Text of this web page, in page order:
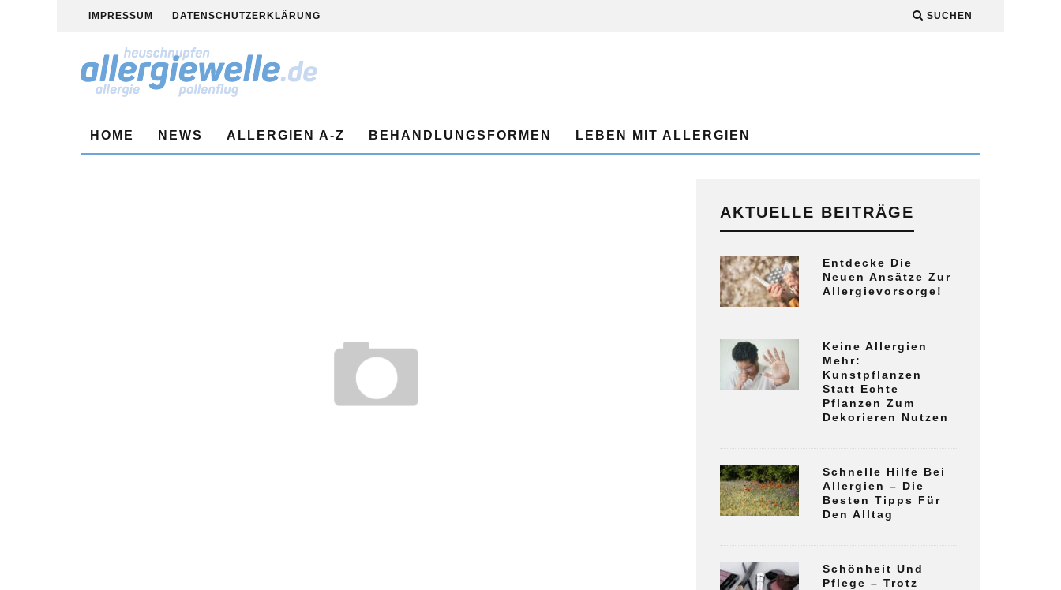
IMPRESSUM DATENSCHUTZERKLÄRUNG SUCHEN
HOME NEWS ALLERGIEN A-Z BEHANDLUNGSFORMEN LEBEN MIT ALLERGIEN
AKTUELLE BEITRÄGE
Entdecke Die
Neuen Ansätze Zur
Allergievorsorge!
Keine Allergien
Mehr:
Kunstpflanzen
Statt Echte
Pflanzen Zum
Dekorieren Nutzen
Schnelle Hilfe Bei
Allergien – Die
Besten Tipps Für
Den Alltag
Schönheit Und
Pflege – Trotz